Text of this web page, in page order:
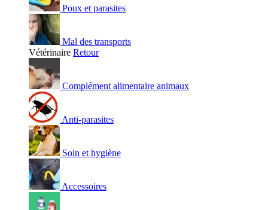
Poux et parasites
Mal des transports
Vétérinaire Retour
Complément alimentaire animaux
Anti-parasites
Soin et hygiène
Accessoires